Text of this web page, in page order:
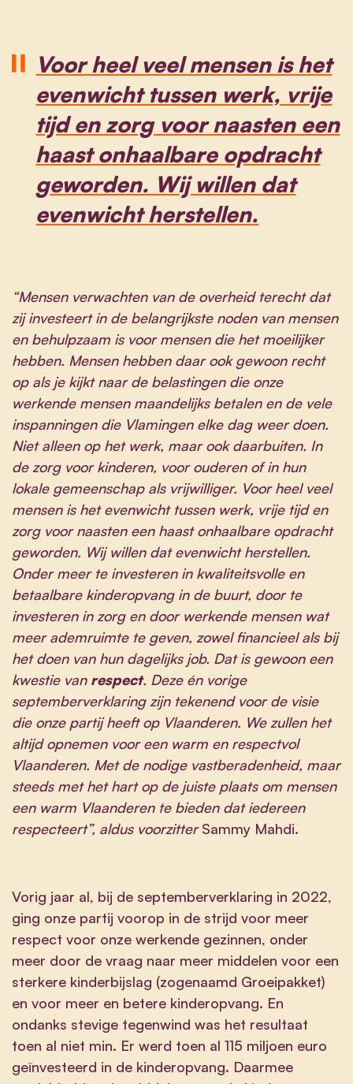
Voor heel veel mensen is het
evenwicht tussen werk, vrije
tijd en zorg voor naasten een
haast onhaalbare opdracht
geworden. Wij willen dat
evenwicht herstellen.
“Mensen verwachten van de overheid terecht dat
zij investeert in de belangrijkste noden van mensen
en behulpzaam is voor mensen die het moeilijker
hebben. Mensen hebben daar ook gewoon recht
op als je kijkt naar de belastingen die onze
werkende mensen maandelijks betalen en de vele
inspanningen die Vlamingen elke dag weer doen.
Niet alleen op het werk, maar ook daarbuiten. In
de zorg voor kinderen, voor ouderen of in hun
lokale gemeenschap als vrijwilliger. Voor heel veel
mensen is het evenwicht tussen werk, vrije tijd en
zorg voor naasten een haast onhaalbare opdracht
geworden. Wij willen dat evenwicht herstellen.
Onder meer te investeren in kwaliteitsvolle en
betaalbare kinderopvang in de buurt, door te
investeren in zorg en door werkende mensen wat
meer ademruimte te geven, zowel financieel als bij
het doen van hun dagelijks job. Dat is gewoon een
kwestie van respect. Deze én vorige
septemberverklaring zijn tekenend voor de visie
die onze partij heeft op Vlaanderen. We zullen het
altijd opnemen voor een warm en respectvol
Vlaanderen. Met de nodige vastberadenheid, maar
steeds met het hart op de juiste plaats om mensen
een warm Vlaanderen te bieden dat iedereen
respecteert”, aldus voorzitterSammy Mahdi.
Vorig jaar al, bij de septemberverklaring in 2022,
ging onze partij voorop in de strijd voor meer
respect voor onze werkende gezinnen, onder
meer door de vraag naar meer middelen voor een
sterkere kinderbijslag (zogenaamd Groeipakket)
en voor meer en betere kinderopvang. En
ondanks stevige tegenwind was het resultaat
toen al niet min. Er werd toen al 115 miljoen euro
geïnvesteerd in de kinderopvang. Daarmee